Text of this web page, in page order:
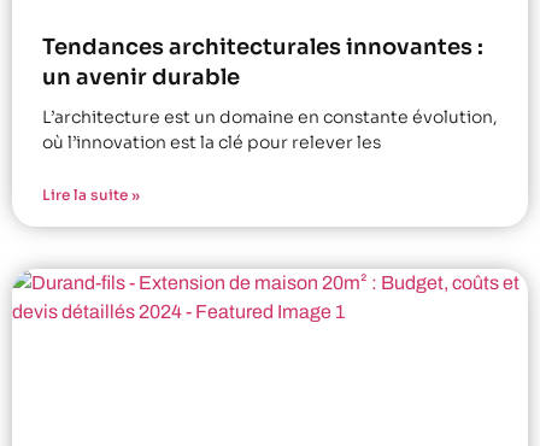
Tendances architecturales innovantes :
un avenir durable
L’architecture est un domaine en constante évolution,
où l’innovation est la clé pour relever les
Lire la suite »